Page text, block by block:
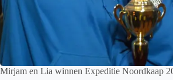
Mirjam en Lia winnen Expeditie Noordkaap